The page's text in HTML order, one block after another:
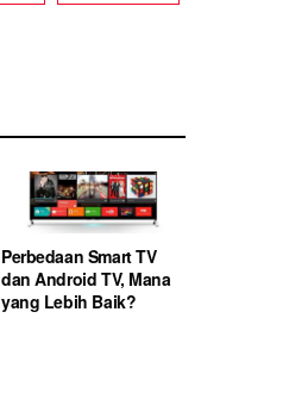
Perbedaan Smart TV
dan Android TV, Mana
yang Lebih Baik?